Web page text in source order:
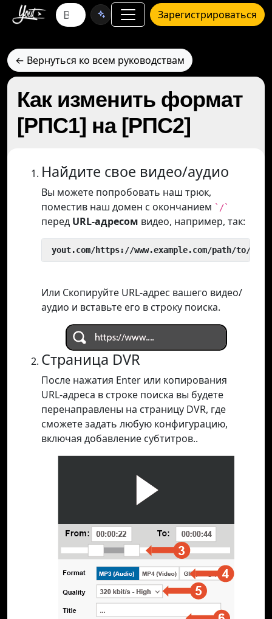
Зарегистрироваться
← Вернуться ко всем руководствам
Как изменить формат
[РПС1] на [РПС2]
Найдите свое видео/аудио
Вы можете попробовать наш трюк,
поместив наш домен с окончанием `/`
перед URL-адресом видео, например, так:
yout.com/https://www.example.com/path/to/
Или Скопируйте URL-адрес вашего видео/
аудио и вставьте его в строку поиска.
Страница DVR
После нажатия Enter или копирования
URL-адреса в строке поиска вы будете
перенаправлены на страницу DVR, где
сможете задать любую конфигурацию,
включая добавление субтитров..